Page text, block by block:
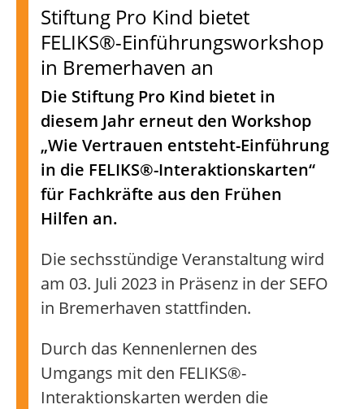
Stiftung Pro Kind bietet
FELIKS®-Einführungsworkshop
in Bremerhaven an
Die Stiftung Pro Kind bietet in
diesem Jahr erneut den Workshop
„Wie Vertrauen entsteht-Einführung
in die FELIKS®-Interaktionskarten“
für Fachkräfte aus den Frühen
Hilfen an.
Die sechsstündige Veranstaltung wird
am 03. Juli 2023 in Präsenz in der SEFO
in Bremerhaven stattfinden.
Durch das Kennenlernen des
Umgangs mit den FELIKS®-
Interaktionskarten werden die